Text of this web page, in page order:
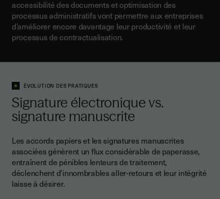
accessibilité des documents et optimisation des
processus administratifsvont permettre aux entreprises
d’améliorer encore davantage leur productivité et leur
processus de contractualisation.
ÉVOLUTION DES PRATIQUES
Signature électronique vs.
signature manuscrite
Les accords papiers et les signatures manuscrites
associées génèrent un flux considérable de paperasse,
entraînent de pénibles lenteurs de traitement,
déclenchent d'innombrables aller-retours et leur intégrité
laisse à désirer.